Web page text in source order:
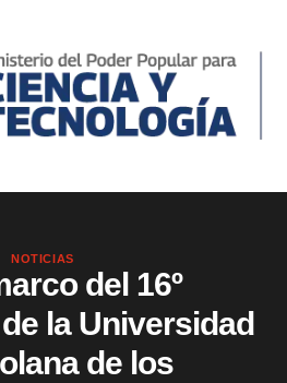
NOTICIAS
del 16º
la Universidad
de los